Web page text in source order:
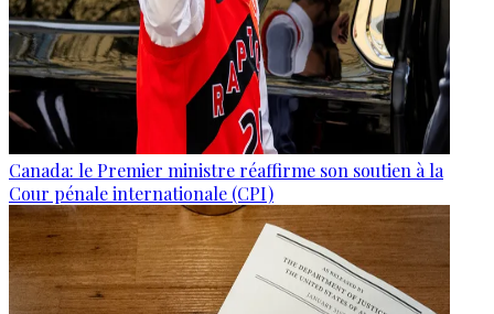
Canada: le Premier ministre réaffirme son soutien à la
Cour pénale internationale (CPI)